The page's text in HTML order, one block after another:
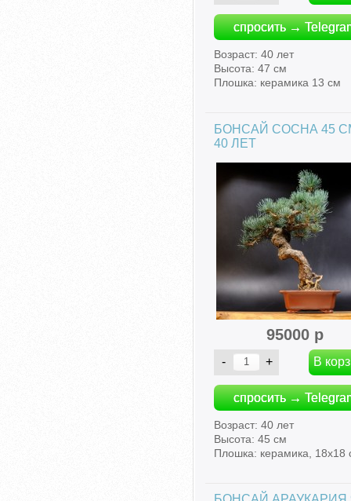
спросить →
Возраст: 40 лет
Высота: 47 см
Плошка: керамика 13 см
БОНСАЙ СОСНА 45
40 ЛЕТ
95000 р
спросить →
Возраст: 40 лет
Высота: 45 см
Плошка: керамика, 18х18